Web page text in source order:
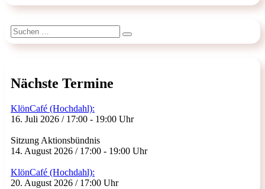
Suchen
nach:
Suchen
Nächste Termine
KlönCafé (Hochdahl):
16. Juli 2026 / 17:00 - 19:00 Uhr
Sitzung Aktionsbündnis
14. August 2026 / 17:00 - 19:00 Uhr
KlönCafé (Hochdahl):
20. August 2026 / 17:00 Uhr